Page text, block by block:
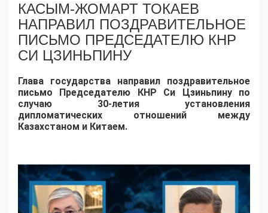
КАСЫМ-ЖОМАРТ ТОКАЕВ
НАПРАВИЛ ПОЗДРАВИТЕЛЬНОЕ
ПИСЬМО ПРЕДСЕДАТЕЛЮ КНР
СИ ЦЗИНЬПИНУ
Глава государства направил поздравительное
письмо Председателю КНР Си Цзиньпину по
случаю 30-летия установления
дипломатических отношений между
Казахстаном и Китаем.